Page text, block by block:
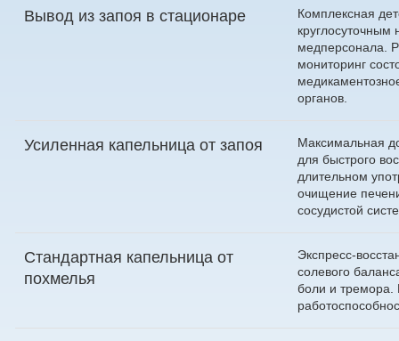
Вывод из запоя в стационаре
Комплексная
медперсонала.
мониторинг
органов.
Усиленная капельница от запоя
Максимальная
для быстрого
длительном
очищение
сосудистой
Стандартная капельница от
похмелья
Экспресс-
солевого
боли и тремора.